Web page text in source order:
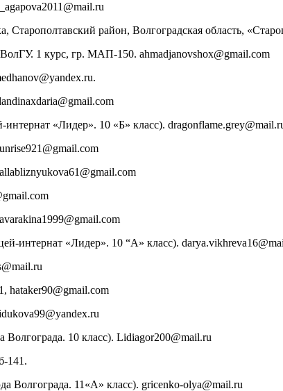
Старополтавский район, Волгоградская область,
1 курс, гр. МАП-150. ahmadjanovshox@gmail.com
«Лидер». 10 «Б» класс).
интернат «Лидер». 10 “А» класс).
hataker90@gmail.com
10 класс). Lidiagor200@mail.ru
141.
11«А» класс). gricenko-olya@mail.ru